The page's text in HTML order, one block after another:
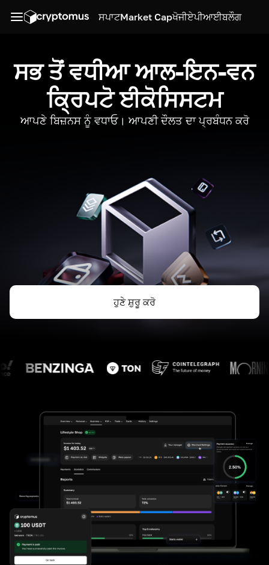
ਸਪਾਟMarket Capਖੋਜੀਏਪੀਆਈਬਲੌਗ
ਸਭ ਤੋਂ ਵਧੀਆ ਆਲ-ਇਨ-ਵਨ
ਕ੍ਰਿਪਟੋ ਈਕੋਸਿਸਟਮ
ਆਪਣੇ ਬਿਜ਼ਨਸ ਨੂੰ ਵਧਾਓ। ਆਪਣੀ ਦੌਲਤ ਦਾ ਪ੍ਰਬੰਧਨ ਕਰੋ
ਹੁਣੇ ਸ਼ੁਰੂ ਕਰੋ